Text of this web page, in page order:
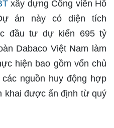
xây dựng Công viên Hồ
án này có diện tích
đầu tư dự kiến 695 tỷ
Dabaco Việt Nam làm
hiện bao gồm vốn chủ
nguồn huy động hợp
khai được ấn định từ quý